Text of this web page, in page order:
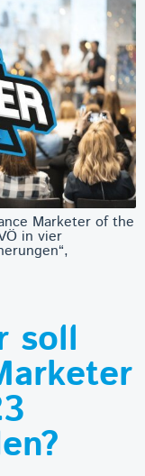
Marketer of the
in vier
soll